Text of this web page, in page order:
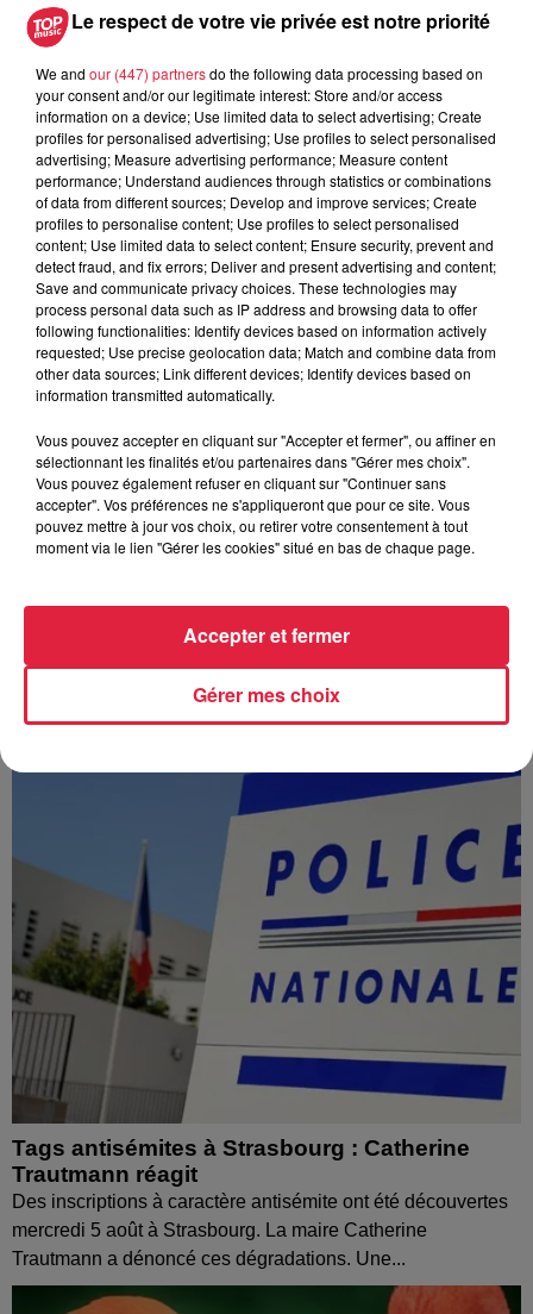
À découvrir également
À Hoerdt, de l’eau brune sort des robinets
Depuis plusieurs jours, des habitants de Hoerdt ont vu de
l’eau brune s’écouler de leurs robinets. Face aux
Tags antisémites à Strasbourg : Catherine
Trautmann réagit
Des inscriptions à caractère antisémite ont été découvertes
mercredi 5 août à Strasbourg. La maire Catherine
Trautmann a dénoncé ces dégradations. Une...
Le respect de votre vie privée est notre priorité
We and our (447) partnersdo the following data processing based on
your consent and/or our legitimate interest: Store and/or access
information on a device; Use limited data to select advertising; Create
profiles for personalised advertising; Use profiles to select personalised
advertising; Measure advertising performance; Measure content
performance; Understand audiences through statistics or combinations
of data from different sources; Develop and improve services; Create
profiles to personalise content; Use profiles to select personalised
content; Use limited data to select content; Ensure security, prevent and
detect fraud, and fix errors; Deliver and present advertising and content;
Save and communicate privacy choices. These technologies may
process personal data such as IP address and browsing data to offer
following functionalities: Identify devices based on information actively
requested; Use precise geolocation data; Match and combine data from
other data sources; Link different devices; Identify devices based on
information transmitted automatically.
Vous pouvez accepter en cliquant sur "Accepter et fermer", ou affiner en
sélectionnant les finalités et/ou partenaires dans "Gérer mes choix".
Vous pouvez également refuser en cliquant sur "Continuer sans
accepter". Vos préférences ne s'appliqueront que pour ce site. Vous
pouvez mettre à jour vos choix, ou retirer votre consentement à tout
moment via le lien "Gérer les cookies" situé en bas de chaque page.
Gérer mes choix
Accepter et fermer